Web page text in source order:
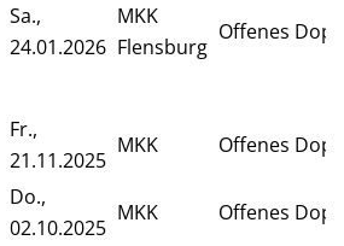
Sa.,
24.01.2026
MKK
Flensburg
Offenes
Fr.,
21.11.2025
MKK Offenes
Do.,
02.10.2025
MKK Offenes